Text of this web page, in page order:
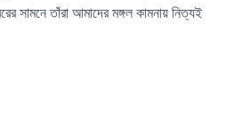
সামনে তাঁরা আমাদের মঙ্গল কামনায় নিত্যই